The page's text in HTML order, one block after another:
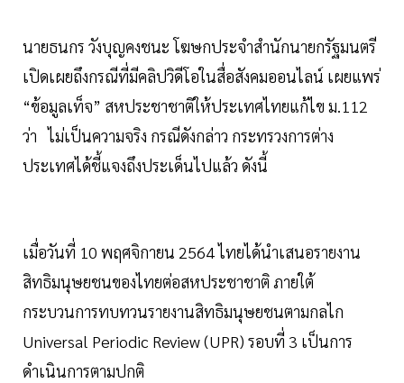
นายธนกร วังบุญคงชนะ โฆษกประจำสำนักนายกรัฐมนตรี
เปิดเผยถึงกรณีที่มีคลิปวิดีโอในสื่อสังคมออนไลน์ เผยแพร่
“ข้อมูลเท็จ” สหประชาชาติให้ประเทศไทยแก้ไข ม.112
ว่า ไม่เป็นความจริง กรณีดังกล่าว กระทรวงการต่าง
ประเทศได้ชี้แจงถึงประเด็นไปแล้ว ดังนี้
เมื่อวันที่ 10 พฤศจิกายน 2564 ไทยได้นำเสนอรายงาน
สิทธิมนุษยชนของไทยต่อสหประชาชาติ ภายใต้
กระบวนการทบทวนรายงานสิทธิมนุษยชนตามกลไก
Universal Periodic Review (UPR) รอบที่ 3 เป็นการ
ดำเนินการตามปกติ